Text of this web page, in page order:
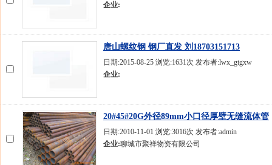
企业:
唐山螺纹钢 钢厂直发 刘18703151713
日期:2015-08-25 浏览:1631次 发布者:lwx_gtgxw
企业:
20#45#20G外径89mm小口径厚壁无缝流体管
日期:2010-11-01 浏览:3016次 发布者:admin
企业:聊城市聚祥物资有限公司